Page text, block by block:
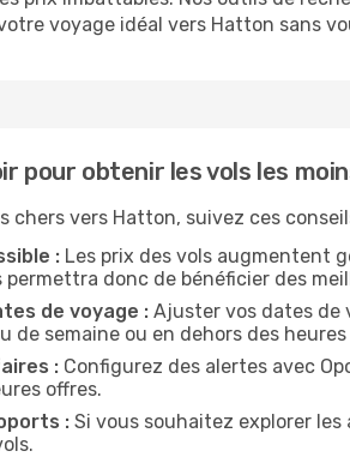
voyage idéal vers Hatton sans
pour obtenir les vols les
chers vers Hatton, suivez ces
: Les prix des vols augmentent
permettra donc de bénéficier des
de voyage : Ajuster vos dates de
de semaine ou en dehors des
: Configurez des alertes avec
offres.
: Si vous souhaitez explorer